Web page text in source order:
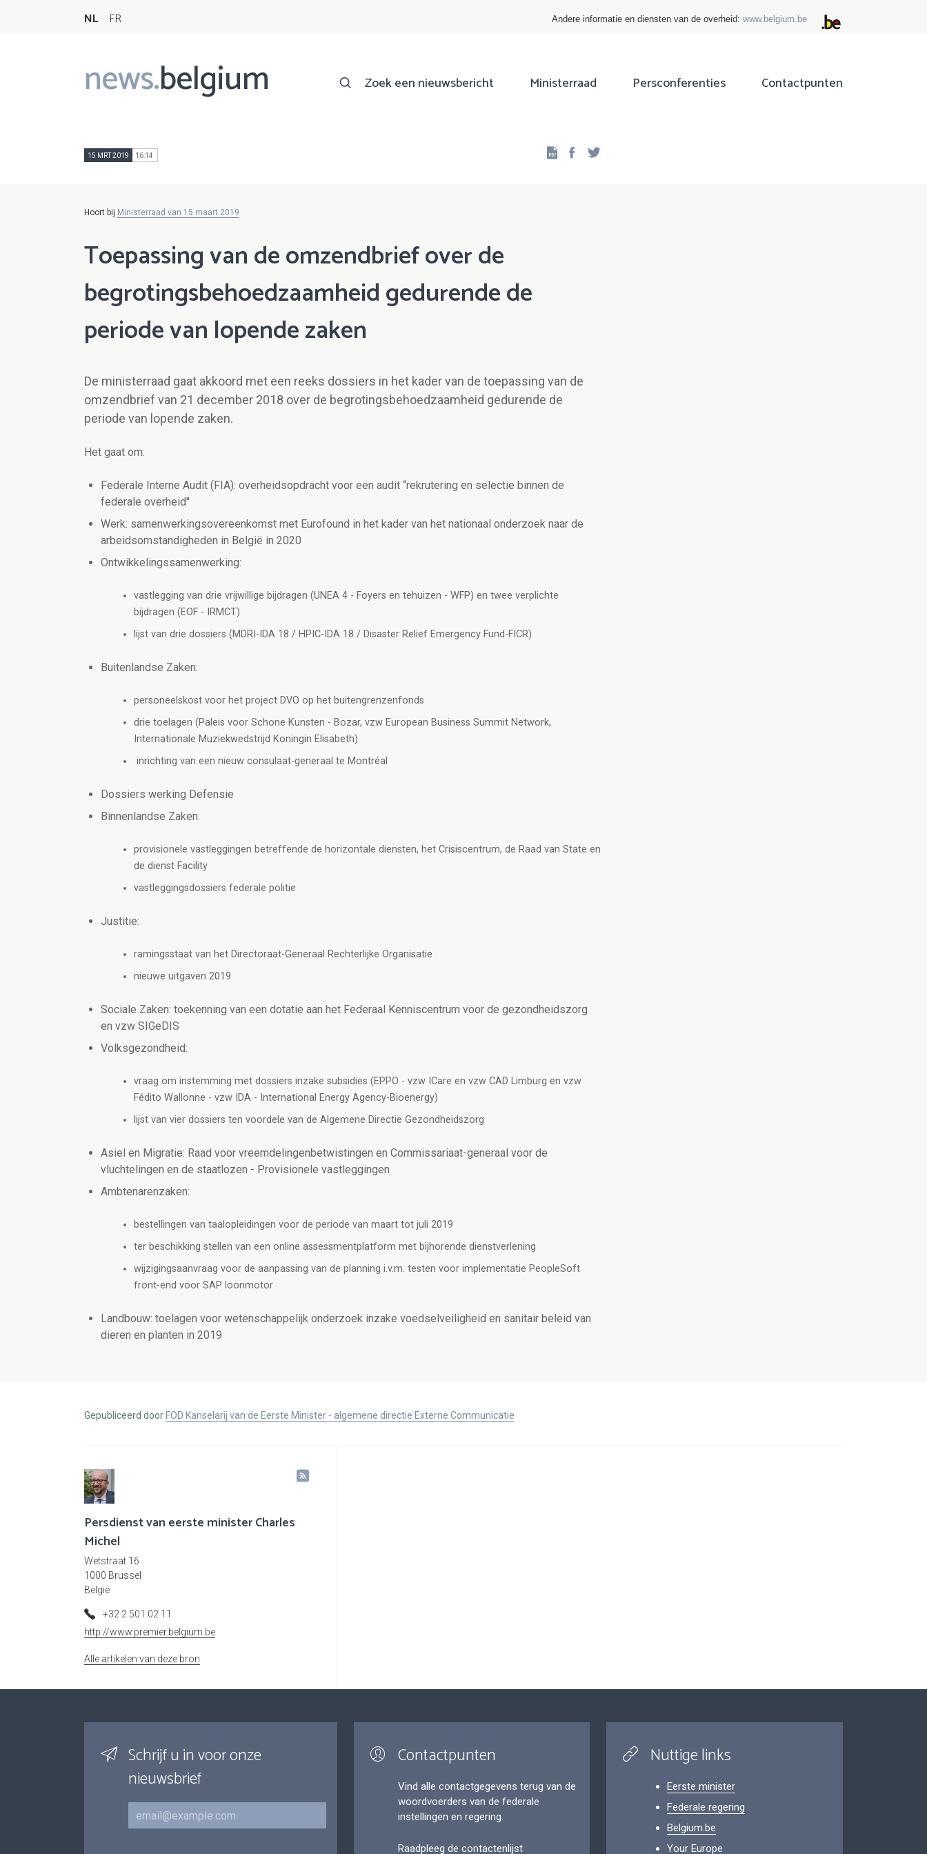
NL FR Andere informatie en diensten van de overheid: www.belgium.be
news.belgium
Main
navigation
Zoek een nieuwsbericht Ministerraad Persconferenties Contactpunten
15 MRT 2019 16:14 Facebook
Hoort bij Ministerraad van 15 maart 2019
Toepassing van de omzendbrief over de
begrotingsbehoedzaamheid gedurende de
periode van lopende zaken
De ministerraad gaat akkoord met een reeks dossiers in het kader van de toepassing van de
omzendbrief van 21 december 2018 over de begrotingsbehoedzaamheid gedurende de
periode van lopende zaken.
Het gaat om:
Federale Interne Audit (FIA): overheidsopdracht voor een audit “rekrutering en selectie binnen de
federale overheid"
Werk: samenwerkingsovereenkomst met Eurofound in het kader van het nationaal onderzoek naar de
arbeidsomstandigheden in België in 2020
Ontwikkelingssamenwerking:
vastlegging van drie vrijwillige bijdragen (UNEA 4 - Foyers en tehuizen - WFP) en twee verplichte
bijdragen (EOF - IRMCT)
lijst van drie dossiers (MDRI-IDA 18 / HPIC-IDA 18 / Disaster Relief Emergency Fund-FICR)
Buitenlandse Zaken:
personeelskost voor het project DVO op het buitengrenzenfonds
drie toelagen (Paleis voor Schone Kunsten - Bozar, vzw European Business Summit Network,
Internationale Muziekwedstrijd Koningin Elisabeth)
inrichting van een nieuw consulaat-generaal te Montréal
Dossiers werking Defensie
Binnenlandse Zaken:
provisionele vastleggingen betreffende de horizontale diensten, het Crisiscentrum, de Raad van State en
de dienst Facility
vastleggingsdossiers federale politie
Justitie:
ramingsstaat van het Directoraat-Generaal Rechterlijke Organisatie
nieuwe uitgaven 2019
Sociale Zaken: toekenning van een dotatie aan het Federaal Kenniscentrum voor de gezondheidszorg
en vzw SIGeDIS
Volksgezondheid:
vraag om instemming met dossiers inzake subsidies (EPPO - vzw ICare en vzw CAD Limburg en vzw
Fédito Wallonne - vzw IDA - International Energy Agency-Bioenergy)
lijst van vier dossiers ten voordele van de Algemene Directie Gezondheidszorg
Asiel en Migratie: Raad voor vreemdelingenbetwistingen en Commissariaat-generaal voor de
vluchtelingen en de staatlozen - Provisionele vastleggingen
Ambtenarenzaken:
bestellingen van taalopleidingen voor de periode van maart tot juli 2019
ter beschikking stellen van een online assessmentplatform met bijhorende dienstverlening
wijzigingsaanvraag voor de aanpassing van de planning i.v.m. testen voor implementatie PeopleSoft
front-end voor SAP loonmotor
Landbouw: toelagen voor wetenschappelijk onderzoek inzake voedselveiligheid en sanitair beleid van
dieren en planten in 2019
Gepubliceerd door FOD Kanselarij van de Eerste Minister - algemene directie Externe Communicatie
Persdienst van eerste minister Charles
Michel
Wetstraat 16
1000 Brussel
België
+32 2 501 02 11
http://www.premier.belgium.be
Alle artikelen van deze bron
Schrijf u in voor onze
nieuwsbrief
E-mail
Contactpunten
Vind alle contactgegevens terug van de
woordvoerders van de federale
instellingen en regering.
Raadpleeg de contactenlijst
Nuttige links
Eerste minister
Federale regering
Belgium.be
Your Europe